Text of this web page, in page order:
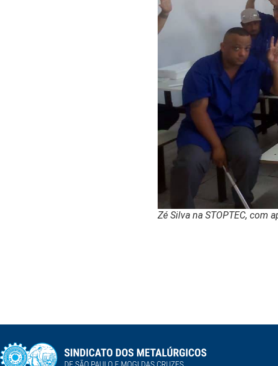
Zé Silva na STOPTEC, com